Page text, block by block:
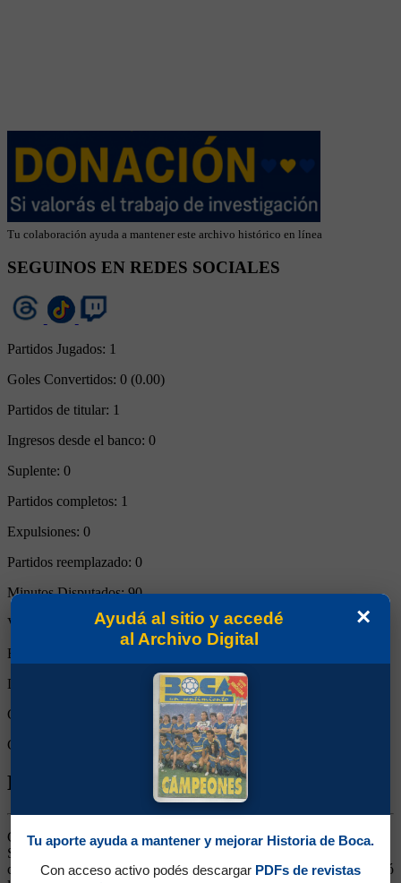
Tu colaboración ayuda a mantener este archivo histórico en línea
SEGUINOS EN REDES SOCIALES
Partidos Jugados: 1
Goles Convertidos: 0 (0.00)
Partidos de titular: 1
Ingresos desde el banco: 0
Suplente: 0
Partidos completos: 1
Expulsiones: 0
Partidos reemplazado: 0
Minutos Disputados:90
Victorias:
Empates:
Derrotas:
Goles de Boca:
Goles rivales:
Biografía de José Francisco Sasía
Centrodelantero. Llegó de Defensor Sporting, luego de ganar el
Sudamericano con la selección Uruguaya en 1959. No pudo lograr
continuidad. Siguió su carrera en Peñarol y Rosario Central. Disputó
×
Ayudá al sitio y accedé
al Archivo Digital
Tu aporte ayuda a mantener y mejorar Historia de Boca.
Con acceso activo podés descargar PDFs de revistas